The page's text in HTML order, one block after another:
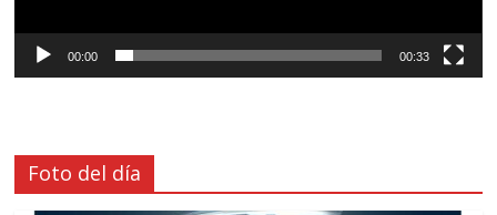
00:00 00:33
Foto del día